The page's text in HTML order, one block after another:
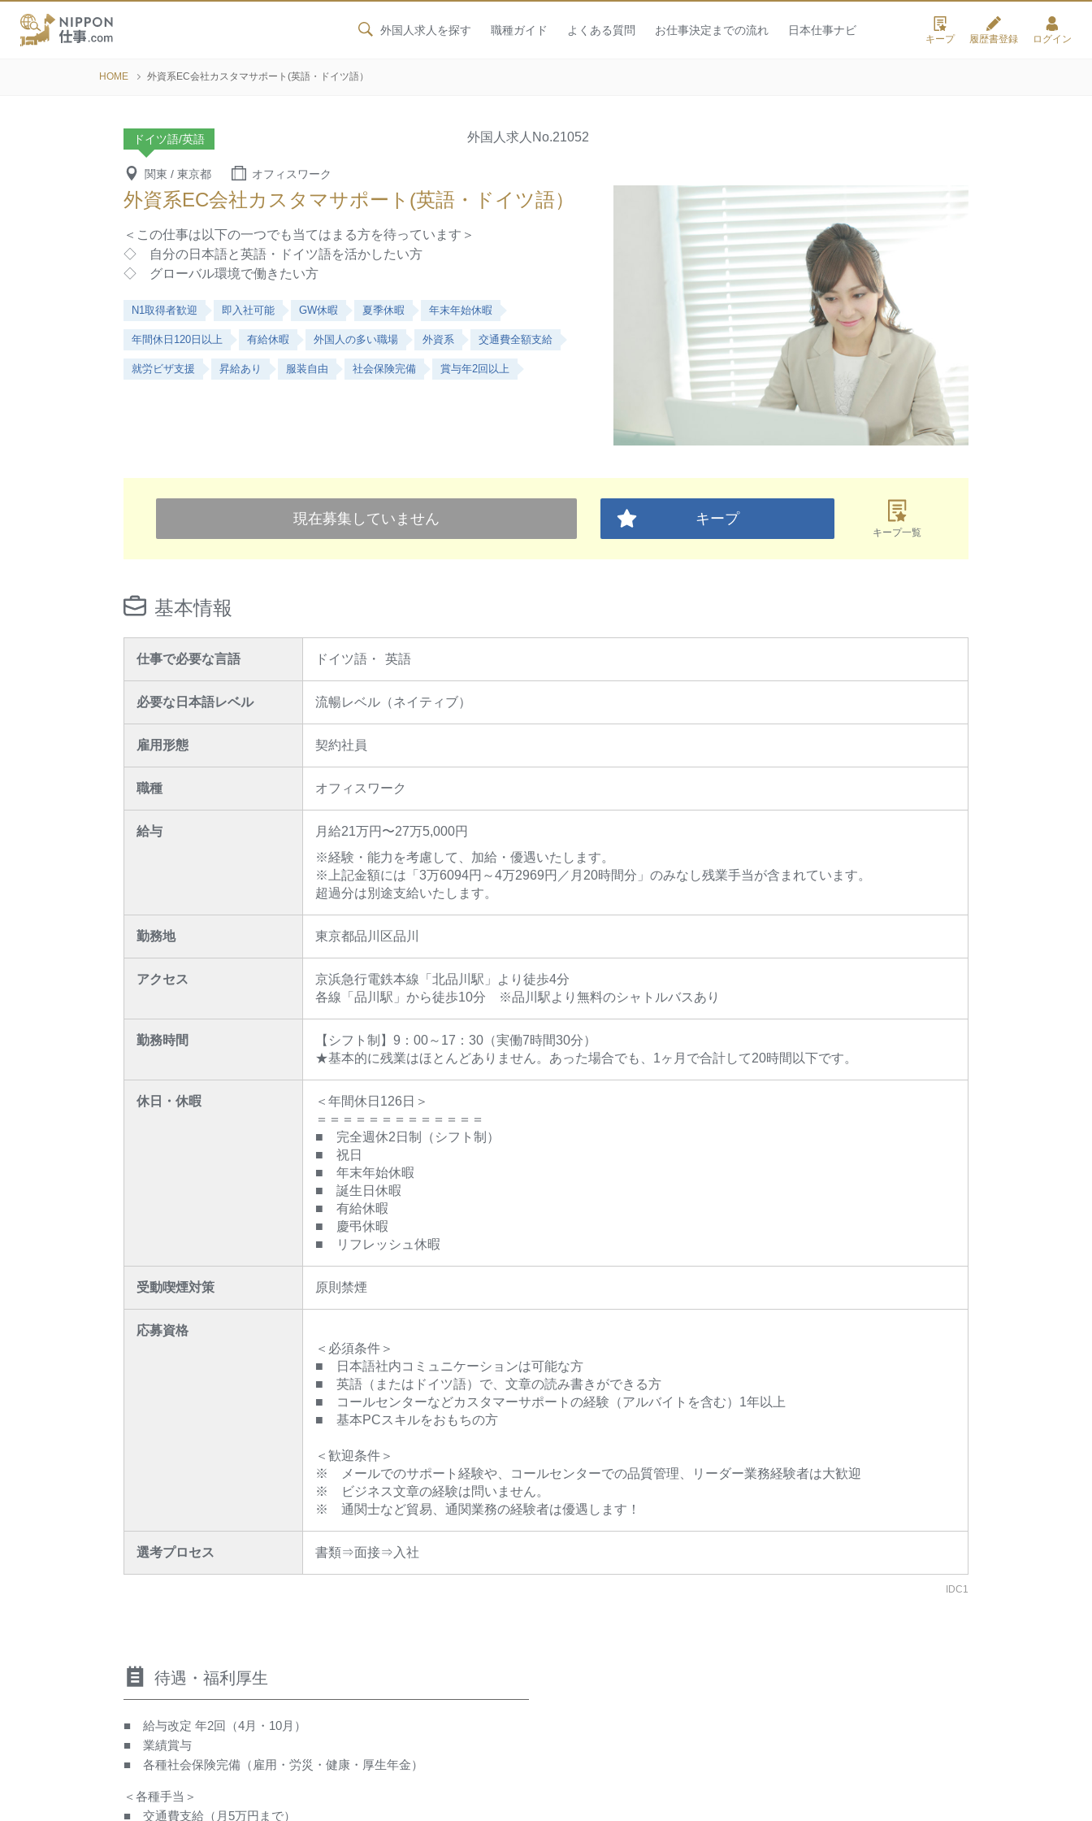
外国人求人を探す 職種ガイド よくある質問 お仕事決定までの流れ 日本仕事ナビ
キープ 履歴書登録 ログイン
HOME 外資系EC会社カスタマサポート(英語・ドイツ語）
ドイツ語/英語 外国人求人 No.21052
関東 / 東京都 オフィスワーク
外資系EC会社カスタマサポート(英語・ドイツ語）
＜この仕事は以下の一つでも当てはまる方を待っています＞
◇ 自分の日本語と英語・ドイツ語を活かしたい方
◇ グローバル環境で働きたい方
N1取得者歓迎 即入社可能 GW休暇 夏季休暇 年末年始休暇
年間休日120日以上 有給休暇 外国人の多い職場 外資系 交通費全額支給
就労ビザ支援 昇給あり 服装自由 社会保険完備 賞与年2回以上
現在募集していません キープ
キープ一覧
基本情報
仕事で必要な言語 ドイツ語 英語
必要な日本語レベル 流暢レベル（ネイティブ）
雇用形態 契約社員
職種 オフィスワーク
給与
月給21万円〜27万5,000円
※経験・能力を考慮して、加給・優遇いたします。
※上記金額には「3万6094円～4万2969円／月20時間分」のみなし残業手当が含まれています。
超過分は別途支給いたします。
勤務地 東京都品川区品川
アクセス
京浜急行電鉄本線「北品川駅」より徒歩4分
各線「品川駅」から徒歩10分 ※品川駅より無料のシャトルバスあり
勤務時間
【シフト制】9：00～17：30（実働7時間30分）
★基本的に残業はほとんどありません。あった場合でも、1ヶ月で合計して20時間以下です。
休日・休暇
＜年間休日126日＞
＝＝＝＝＝＝＝＝＝＝＝＝＝
■ 完全週休2日制（シフト制）
■ 祝日
■ 年末年始休暇
■ 誕生日休暇
■ 有給休暇
■ 慶弔休暇
■ リフレッシュ休暇
受動喫煙対策 原則禁煙
応募資格
＜必須条件＞
■ 日本語社内コミュニケーションは可能な方
■ 英語（またはドイツ語）で、文章の読み書きができる方
■ コールセンターなどカスタマーサポートの経験（アルバイトを含む）1年以上
■ 基本PCスキルをおもちの方
＜歓迎条件＞
※ メールでのサポート経験や、コールセンターでの品質管理、リーダー業務経験者は大歓迎
※ ビジネス文章の経験は問いません。
※ 通関士など貿易、通関業務の経験者は優遇します！
選考プロセス 書類⇒面接⇒入社
IDC1
待遇・福利厚生
■ 給与改定 年2回（4月・10月）
■ 業績賞与
■ 各種社会保険完備（雇用・労災・健康・厚生年金）
＜各種手当＞
■ 交通費支給（月5万円まで）